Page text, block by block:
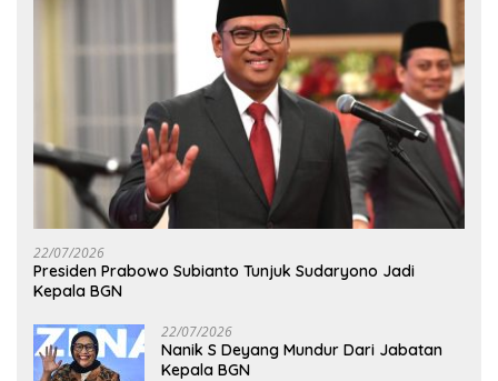
22/07/2026
Presiden Prabowo Subianto Tunjuk Sudaryono Jadi
Kepala BGN
22/07/2026
Nanik S Deyang Mundur Dari Jabatan
Kepala BGN